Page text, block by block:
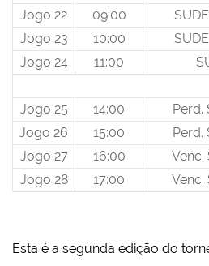
Jogo 22
09:00
Jogo 23
10:00
Jogo 24
11:00
Jogo 25
14:00 Perd.
Jogo 26
15:00 Perd.
Jogo 27
16:00 Venc.
Jogo 28
17:00 Venc.
Esta é a segunda edição do